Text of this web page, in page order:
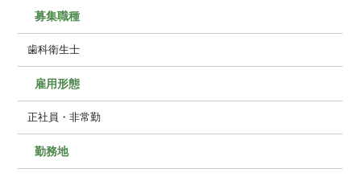
募集職種
歯科衛生士
雇用形態
正社員・非常勤
勤務地